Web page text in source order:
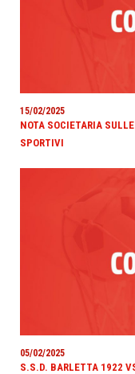
15/02/2025
NOTA SOCIETARIA
SPORTIVI
05/02/2025
S.S.D. BARLETTA 1922